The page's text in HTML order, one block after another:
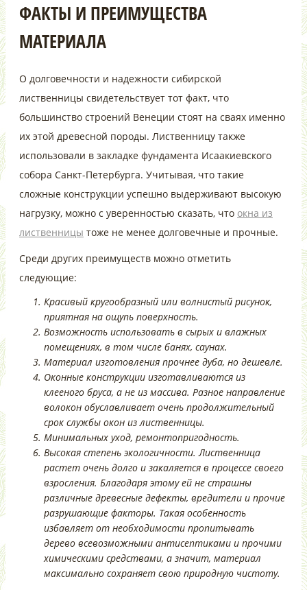
ФАКТЫ И ПРЕИМУЩЕСТВА
МАТЕРИАЛА
О долговечности и надежности сибирской
лиственницы свидетельствует тот факт, что
большинство строений Венеции стоят на сваях именно
их этой древесной породы. Лиственницу также
использовали в закладке фундамента Исаакиевского
собора Санкт-Петербурга. Учитывая, что такие
сложные конструкции успешно выдерживают высокую
нагрузку, можно с уверенностью сказать, что окна из
лиственницы тоже не менее долговечные и прочные.
Среди других преимуществ можно отметить
следующие:
Красивый кругообразный или волнистый рисунок,
приятная на ощупь поверхность.
Возможность использовать в сырых и влажных
помещениях, в том числе банях, саунах.
Материал изготовления прочнее дуба, но дешевле.
Оконные конструкции изготавливаются из
клееного бруса, а не из массива. Разное направление
волокон обуславливает очень продолжительный
срок службы окон из лиственницы.
Минимальных уход, ремонтопригодность.
Высокая степень экологичности. Лиственница
растет очень долго и закаляется в процессе своего
взросления. Благодаря этому ей не страшны
различные древесные дефекты, вредители и прочие
разрушающие факторы. Такая особенность
избавляет от необходимости пропитывать
дерево всевозможными антисептиками и прочими
химическими средствами, а значит, материал
максимально сохраняет свою природную чистоту.